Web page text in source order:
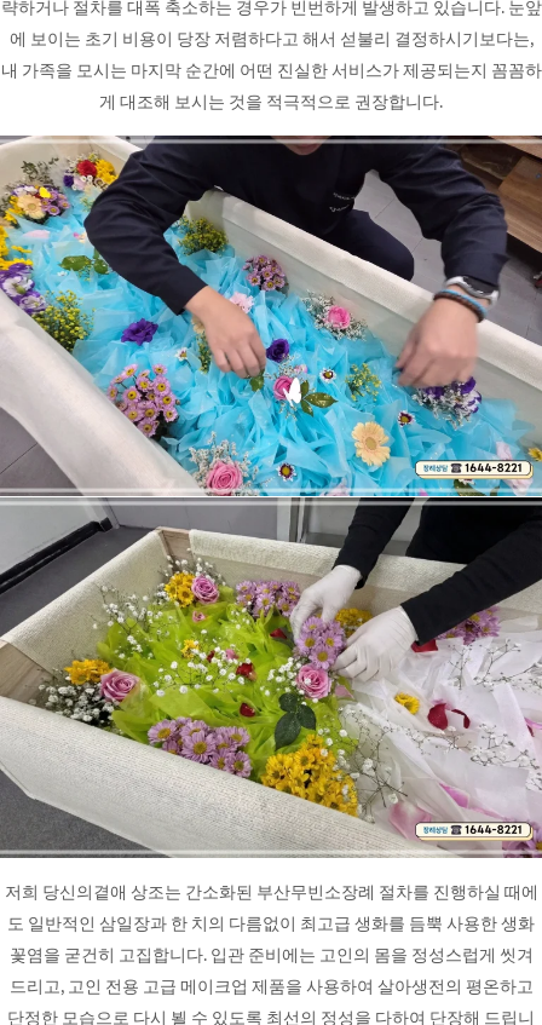
략하거나 절차를 대폭 축소하는 경우가 빈번하게 발생하고 있습니다. 눈앞
에 보이는 초기 비용이 당장 저렴하다고 해서 섣불리 결정하시기보다는,
내 가족을 모시는 마지막 순간에 어떤 진실한 서비스가 제공되는지 꼼꼼하
게 대조해 보시는 것을 적극적으로 권장합니다.
저희 당신의곁애 상조는 간소화된 부산무빈소장례 절차를 진행하실 때에
도 일반적인 삼일장과 한 치의 다름없이 최고급 생화를 듬뿍 사용한 생화
꽃염을 굳건히 고집합니다. 입관 준비에는 고인의 몸을 정성스럽게 씻겨
드리고, 고인 전용 고급 메이크업 제품을 사용하여 살아생전의 평온하고
단정한 모습으로 다시 뵐 수 있도록 최선의 정성을 다하여 단장해 드립니